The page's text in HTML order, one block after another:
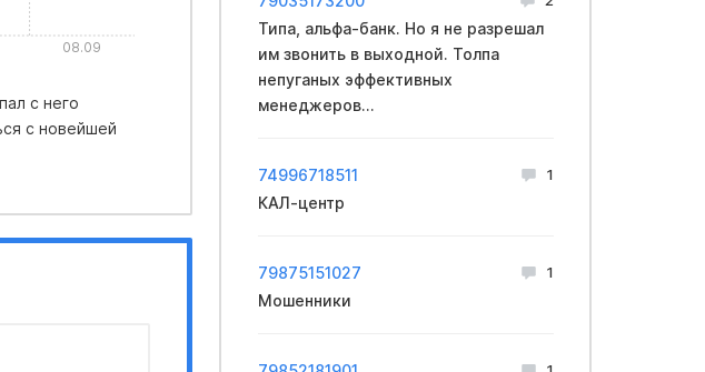
08.09
с него
с новейшей
Типа, альфа-банк. Но я не разрешал
им звонить в выходной. Толпа
непуганых эффективных
менеджеров...
74996718511 1
КАЛ-центр
79875151027 1
Мошенники